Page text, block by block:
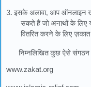
3. इसके अलावा, आप ऑनलाइन
सकते हैं जो अनाथों के लिए
वितरित करने के लिए
निम्नलिखित कुछ ऐसे
www.zakat.org